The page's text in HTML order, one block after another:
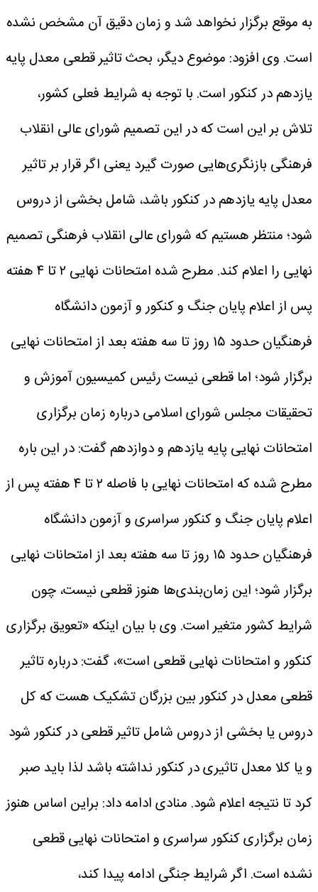
به موقع برگزار نخواهد شد و زمان دقیق آن مشخص نشده
است. وی افزود: موضوع دیگر، بحث تاثیر قطعی معدل پایه
یازدهم در کنکور است. با توجه به شرایط فعلی کشور،
تلاش بر این است که در این تصمیم شورای عالی انقلاب
فرهنگی بازنگری‌هایی صورت گیرد یعنی اگر قرار بر تاثیر
معدل پایه یازدهم در کنکور باشد، شامل بخشی از دروس
شود؛ منتظر هستیم که شورای عالی انقلاب فرهنگی تصمیم
نهایی را اعلام کند.
مطرح شده امتحانات نهایی ۲ تا ۴ هفته
پس از اعلام پایان جنگ و کنکور و آزمون دانشگاه
فرهنگیان حدود ۱۵ روز تا سه هفته بعد از امتحانات نهایی
برگزار شود؛ اما قطعی نیسترئیس کمیسیون آموزش و
تحقیقات مجلس شورای اسلامی درباره زمان برگزاری
امتحانات نهایی پایه یازدهم و دوازدهم گفت: در این باره
مطرح شده که امتحانات نهایی با فاصله ۲ تا ۴ هفته پس از
اعلام پایان جنگ و کنکور سراسری و آزمون دانشگاه
فرهنگیان حدود ۱۵ روز تا سه هفته بعد از امتحانات نهایی
برگزار شود؛ این زمان‌بندی‌ها هنوز قطعی نیست، چون
شرایط کشور متغیر است. وی با بیان اینکه «تعویق برگزاری
کنکور و امتحانات نهایی قطعی است»، گفت: درباره تاثیر
قطعی معدل در کنکور بین بزرگان تشکیک هست که کل
دروس یا بخشی از دروس شامل تاثیر قطعی در کنکور شود
و یا کلا معدل تاثیری در کنکور نداشته باشد لذا باید صبر
کرد تا نتیجه اعلام شود. منادی ادامه داد: براین اساس هنوز
زمان برگزاری کنکور سراسری و امتحانات نهایی قطعی
نشده است. اگر شرایط جنگی ادامه پیدا کند،